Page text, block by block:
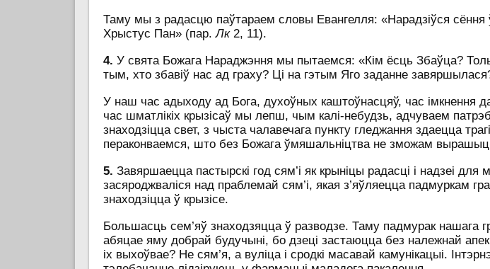
Таму мы з радасцю паўтараем словы Евангелля: «Нарадзіўся сёння
Хрыстус Пан» (пар.Лк2, 11).
4. У свята Божага Нараджэння мы пытаемся: «Кім ёсць Збаўца?
тым, хто збавіў нас ад граху? Ці на гэтым Яго заданне
У наш час адыходу ад Бога, духоўных каштоўнасцяў, час імкнення
час шматлікіх крызісаў мы лепш, чым калі-небудзь, адчуваем
знаходзіцца свет, з чыста чалавечага пункту гледжання здаецца
пераконваемся, што без Божага ўмяшальніцтва не зможам
5. Завяршаецца пастырскі год сям’і як крыніцы радасці і надзеі
засяроджваліся над праблемай сям’і, якая з’яўляецца падмуркам
знаходзіцца ў крызісе.
Большасць сем’яў знаходзяцца ў разводзе. Таму падмурак нашага
абяцае яму добрай будучыні, бо дзеці застаюцца без належнай
іх выхоўвае? Не сям’я, а вуліца і сродкі масавай камунікацыі.